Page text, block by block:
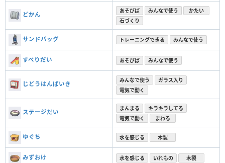
どかん
あそびば みんなで使う
かたい
石づくり
サンドバッグ トレーニングできる みんなで使う
すべりだい あそびば みんなで使う
じどうはんばいき
みんなで使う
ガラス入り
電気で動く
ステージだい
まんまる
キラキラしてる
電気で動く
まわる
ゆぐち 水を感じる 木製
みずおけ 水を感じる いれもの 木製